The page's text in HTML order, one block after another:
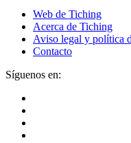
Web de Tiching
Acerca de Tiching
Aviso legal y política
Contacto
Síguenos en: